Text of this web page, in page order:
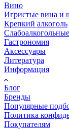
Вино
Игристые вина и
Крепкий алкоголь
Гастрономия
Аксессуары
Литература
Информация
Блог
Бренды
Популярные
Политика
Покупателям